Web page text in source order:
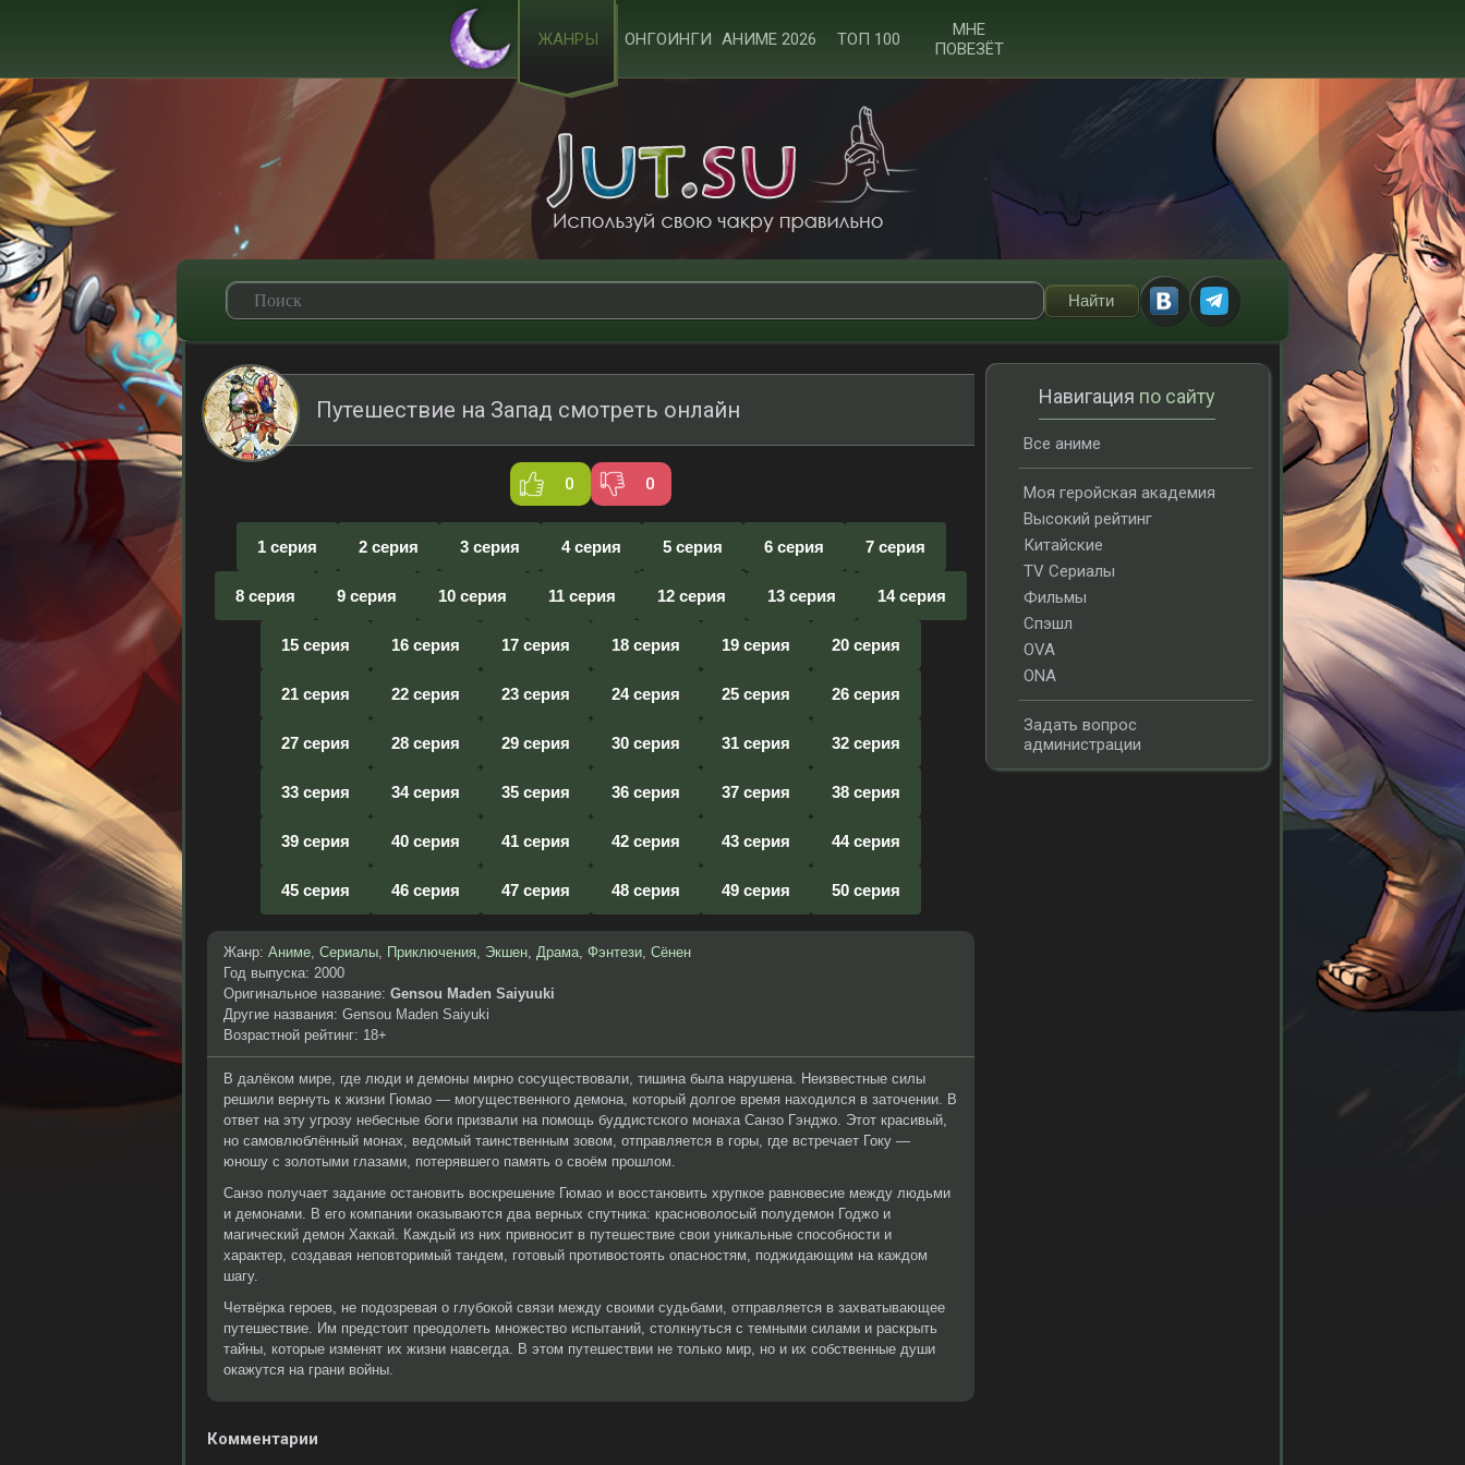
ЖАНРЫ ОНГОИНГИ АНИМЕ 2026 ТОП 100
МНЕ
ПОВЕЗЁТ
Путешествие на Запад смотреть онлайн
0 0
1 серия 2 серия 3 серия 4 серия 5 серия 6 серия 7 серия
8 серия 9 серия 10 серия 11 серия 12 серия 13 серия 14 серия
15 серия 16 серия 17 серия 18 серия 19 серия 20 серия
21 серия 22 серия 23 серия 24 серия 25 серия 26 серия
27 серия 28 серия 29 серия 30 серия 31 серия 32 серия
33 серия 34 серия 35 серия 36 серия 37 серия 38 серия
39 серия 40 серия 41 серия 42 серия 43 серия 44 серия
45 серия 46 серия 47 серия 48 серия 49 серия 50 серия
Жанр: Аниме, Сериалы, Приключения, Экшен, Драма, Фэнтези, Сёнен
Год выпуска: 2000
Оригинальное название: Gensou Maden Saiyuuki
Другие названия: Gensou Maden Saiyuki
Возрастной рейтинг: 18+
В далёком мире, где люди и демоны мирно сосуществовали, тишина была нарушена. Неизвестные силы
решили вернуть к жизни Гюмао — могущественного демона, который долгое время находился в заточении. В
ответ на эту угрозу небесные боги призвали на помощь буддистского монаха Санзо Гэнджо. Этот красивый,
но самовлюблённый монах, ведомый таинственным зовом, отправляется в горы, где встречает Гоку —
юношу с золотыми глазами, потерявшего память о своём прошлом.
Санзо получает задание остановить воскрешение Гюмао и восстановить хрупкое равновесие между людьми
и демонами. В его компании оказываются два верных спутника: красноволосый полудемон Годжо и
магический демон Хаккай. Каждый из них привносит в путешествие свои уникальные способности и
характер, создавая неповторимый тандем, готовый противостоять опасностям, поджидающим на каждом
шагу.
Четвёрка героев, не подозревая о глубокой связи между своими судьбами, отправляется в захватывающее
путешествие. Им предстоит преодолеть множество испытаний, столкнуться с темными силами и раскрыть
тайны, которые изменят их жизни навсегда. В этом путешествии не только мир, но и их собственные души
окажутся на грани войны.
Комментарии
Навигация по сайту
Все аниме
Моя геройская академия
Высокий рейтинг
Китайские
TV Сериалы
Фильмы
Спэшл
OVA
ONA
Задать вопрос
администрации